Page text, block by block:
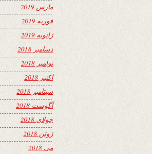
مارس 2019
فوریه 2019
ژانویه 2019
دسامبر 2018
نوامبر 2018
اکتبر 2018
سپتامبر 2018
آگوست 2018
جولای 2018
ژوئن 2018
می 2018